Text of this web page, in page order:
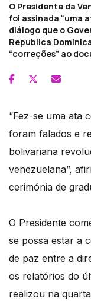
O Presidente da
foi assinada “uma
diálogo que o
Republica
“correções” ao
“Fez-se uma ata
foram falados e
bolivariana
venezuelana”,
cerimónia de
O Presidente
se possa estar a
de paz entre a
os relatórios do
realizou na